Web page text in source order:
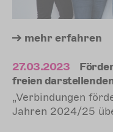
mehr erfahren
27.03.2023
freien
„Verbindungen
Jahren 2024/25